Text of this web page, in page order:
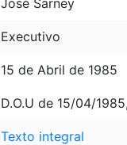
Executivo
15 de Abril de 1985
D.O.U de 15/04/
Texto integral